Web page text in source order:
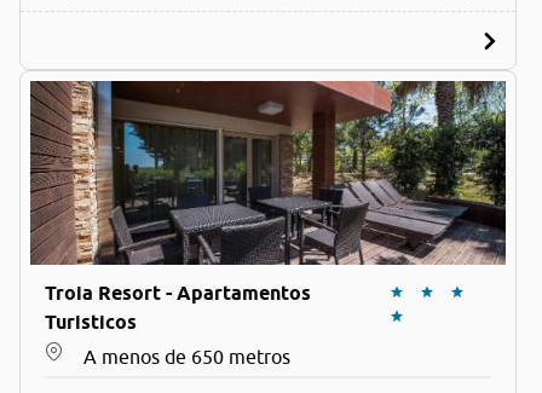
Troia Resort - Apartamentos
Turisticos
A menos de 650 metros